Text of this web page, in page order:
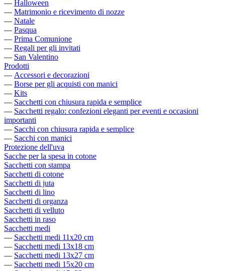
— Halloween
— Matrimonio e ricevimento di nozze
— Natale
— Pasqua
— Prima Comunione
— Regali per gli invitati
— San Valentino
Prodotti
— Accessori e decorazioni
— Borse per gli acquisti con manici
— Kits
— Sacchetti con chiusura rapida e semplice
— Sacchetti regalo: confezioni eleganti per eventi e occasioni
importanti
— Sacchi con chiusura rapida e semplice
— Sacchi con manici
Protezione dell'uva
Sacche per la spesa in cotone
Sacchetti con stampa
Sacchetti di cotone
Sacchetti di juta
Sacchetti di lino
Sacchetti di organza
Sacchetti di velluto
Sacchetti in raso
Sacchetti medi
— Sacchetti medi 11x20 cm
— Sacchetti medi 13x18 cm
— Sacchetti medi 13x27 cm
— Sacchetti medi 15x20 cm